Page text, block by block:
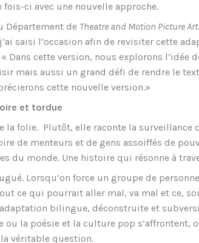
ci avec une nouvelle approche.
Département de Theatre and Motion Picture
saisi l’occasion afin de revisiter cette
cette version, nous explorons l’idée
mais aussi un grand défi de rendre le
cette nouvelle version.»
et tordue
la folie. Plutôt, elle raconte la surveillance
de menteurs et de gens assoiffés de
du monde. Une histoire qui résonne à
Lorsqu’on force un groupe de
ce qui pourrait aller mal, va mal et ce,
bilingue, déconstruite et
la poésie et la culture pop s’affrontent,
véritable question.